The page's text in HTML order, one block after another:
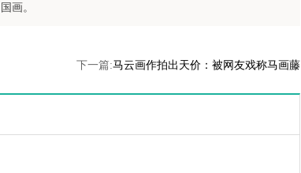
画。
下一篇:马云画作拍出天价：被网友戏称马画藤